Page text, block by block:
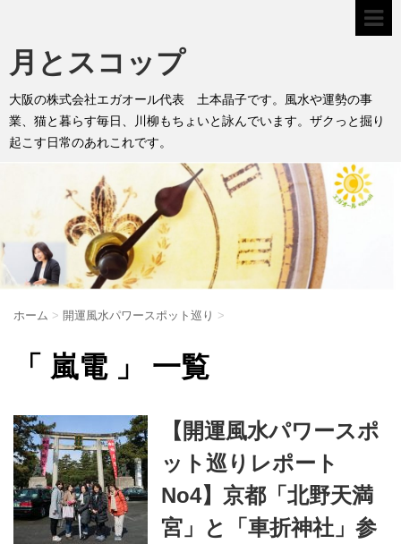
月とスコップ
大阪の株式会社エガオール代表 土本晶子です。風水や運勢の事
業、猫と暮らす毎日、川柳もちょいと詠んでいます。ザクっと掘り
起こす日常のあれこれです。
ホーム > 開運風水パワースポット巡り >
「 嵐電 」 一覧
【開運風水パワースポ
ット巡りレポート
No4】京都「北野天満
宮」と「車折神社」参